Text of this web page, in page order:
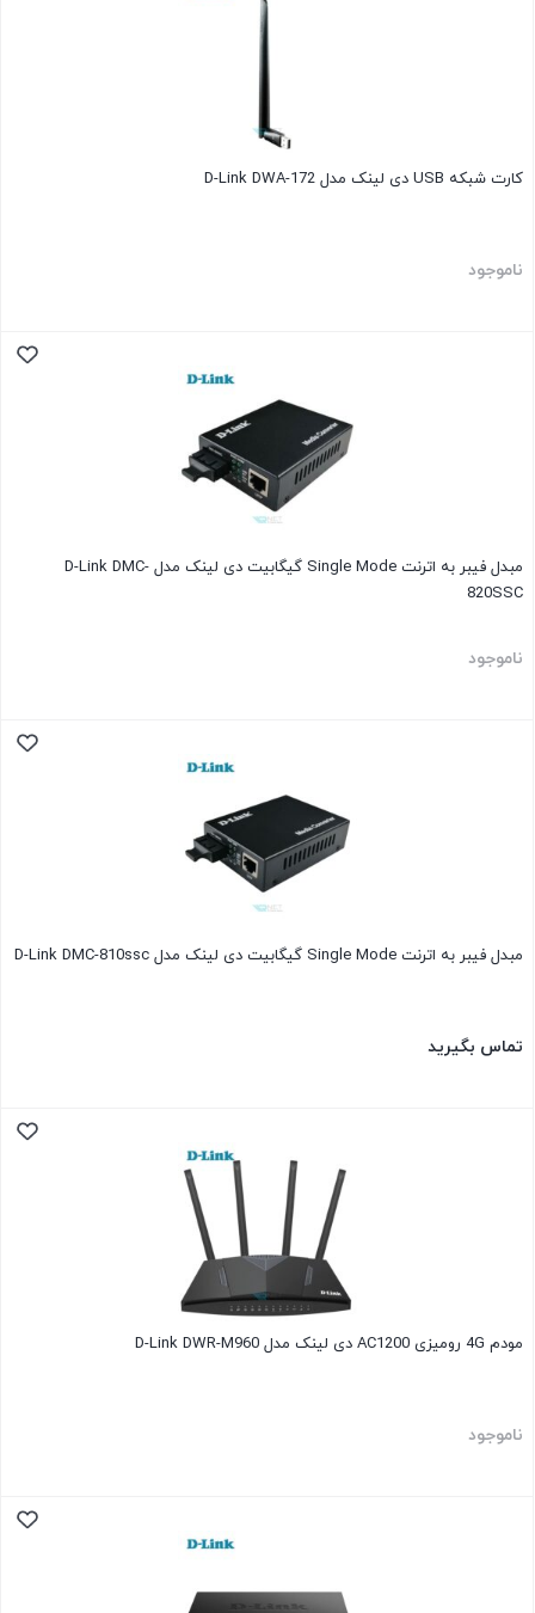
کارت شبکه USB دی لینک مدل D-Link DWA-172
ناموجود
مبدل فیبر به اترنت Single Mode گیگابیت دی لینک مدل D-Link DMC-
820SSC
ناموجود
مبدل فیبر به اترنت Single Mode گیگابیت دی لینک مدل D-Link DMC-810ssc
تماس بگیرید
مودم 4G رومیزی AC1200 دی لینک مدل D-Link DWR-M960
ناموجود